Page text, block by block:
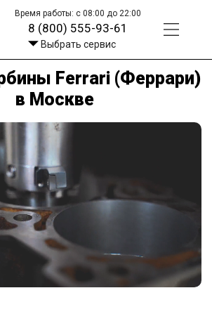
Время работы: с 08:00 до 22:00
8 (800) 555-93-61
Выбрать сервис
Ferrari (Феррари)
в Москве